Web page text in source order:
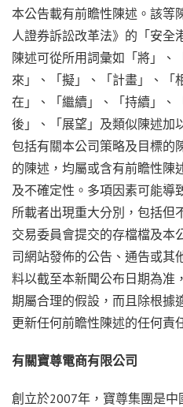
本公告載有前瞻性陳述。該等
人證券訴訟改革法》的「安全
陳述可從所用詞彙如「將」、
來」、「擬」、「計畫」、「
在」、「繼續」、「持續」、
後」、「展望」及類似陳述加
包括有關本公司策略及目標的
的陳述，均屬或含有前瞻性陳
及不確定性。多項因素可能導
所載者出現重大分別，包括但
交易委員會提交的存檔檔及本
司網站發佈的公告、通告或其
料以截至本新聞公布日期為准
期屬合理的假設，而且除根據
更新任何前瞻性陳述的任何責
有關寶尊電商有限公司
創立於2007年，寶尊集團是